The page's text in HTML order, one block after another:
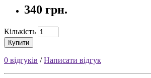
340 грн.
Кількість
Купити
0 відгуків /Написати відгук